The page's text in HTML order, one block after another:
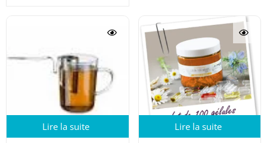
Lire la suite Lire la suite